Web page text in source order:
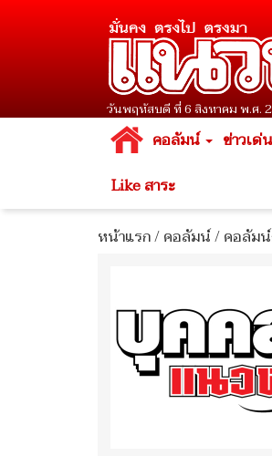
วันพฤหัสบดี ที่ 6 สิงหาคม พ.ศ.
คอลัมน์ ข่าวเด่น
Like สาระ
หน้าแรก/คอลัมน์/คอลัมน์